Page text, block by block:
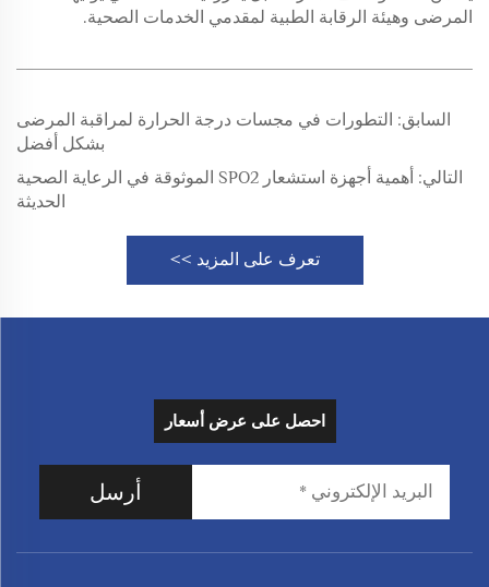
المرضى وهيئة الرقابة الطبية لمقدمي الخدمات الصحية.
السابق: التطورات في مجسات درجة الحرارة لمراقبة المرضى
بشكل أفضل
التالي:
أهمية أجهزة استشعار SPO2 الموثوقة في الرعاية الصحية
الحديثة
تعرف على المزيد >>
احصل على عرض أسعار
أرسل